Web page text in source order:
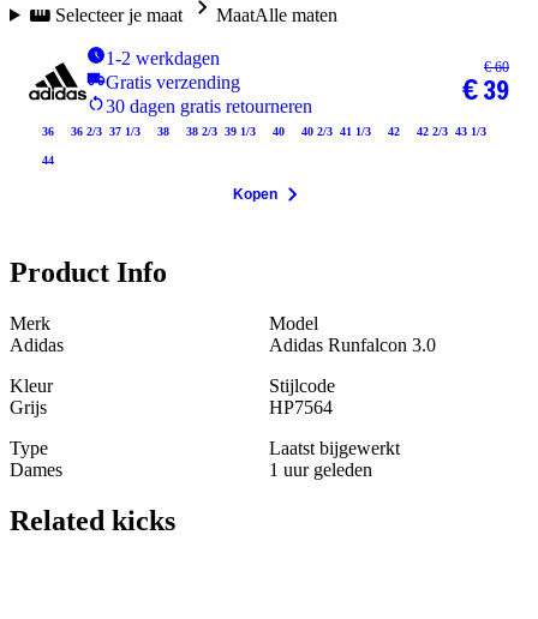
Selecteer je maat MaatAlle maten
1-2 werkdagen
Gratis verzending
30 dagen gratis retourneren
36 36 2/3 37 1/3 38 38 2/3 39 1/3 40 40 2/3 41 1/3 42 42 2/3 43 1/3
44
€ 60
€ 39
Kopen
Product Info
Merk
Adidas
Model
Adidas Runfalcon 3.0
Kleur
Grijs
Stijlcode
HP7564
Type
Dames
Laatst bijgewerkt
1 uur geleden
Related kicks